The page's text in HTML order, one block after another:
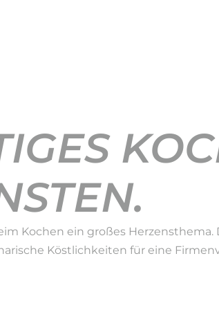
Kochen ein großes
Köstlichkeiten für eine